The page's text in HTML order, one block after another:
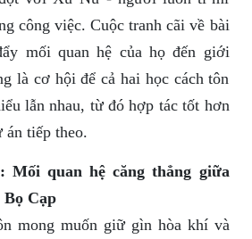
công việc. Cuộc tranh cãi về bài
mối quan hệ của họ đến giới
là cơ hội để cả hai học cách tôn
lẫn nhau, từ đó hợp tác tốt hơn
án tiếp theo.
Mối quan hệ căng thẳng giữa
Cạp
mong muốn giữ gìn hòa khí và